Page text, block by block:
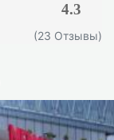
4.3
(23 Отзывы)